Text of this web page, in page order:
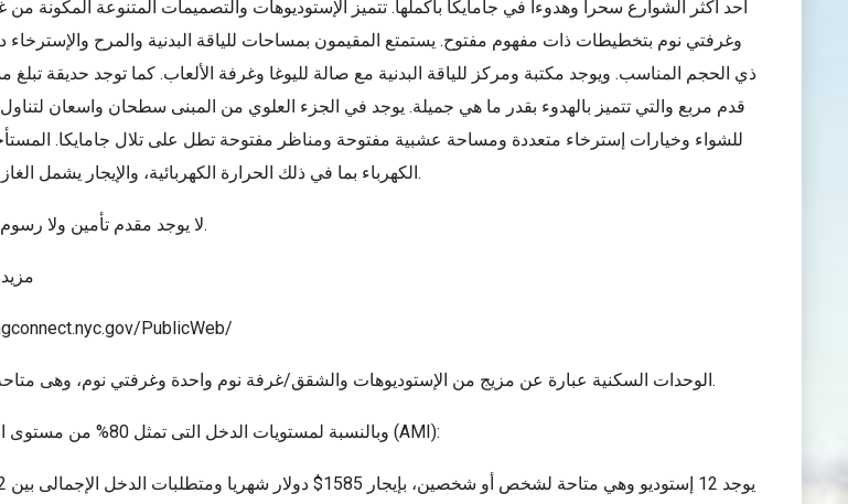
أحد أكثر الشوارع سحرا وهدوءا في جامايكا بأكملها. تتميز الإستوديوهات والتصميمات المتنوعة المكونة
وغرفتي نوم بتخطيطات ذات مفهوم مفتوح. يستمتع المقيمون بمساحات للياقة البدنية والمرح والإسترخاء
قدم مربع والتي تتميز بالهدوء بقدر ما هي جميلة. يوجد في الجزء العلوي من المبنى سطحان واسعان
للشواء وخيارات إسترخاء متعددة ومساحة عشبية مفتوحة ومناظر مفتوحة تطل على تلال جامايكا.
الكهرباء بما في ذلك الحرارة الكهربائية، والإيجار يشمل الغاز والماء الساخن.
لا يوجد مقدم تأمين ولا رسوم تقديم للطلبات.
PublicWeb/
الوحدات السكنية عبارة عن مزيج من الإستوديوهات والشقق/غرفة نوم واحدة وغرفتي نوم، وهى متاحة عبر اليانصيب.
وبالنسبة لمستويات الدخل التى تمثل 80% من مستوى الدخل بالمنطقة (AMI):